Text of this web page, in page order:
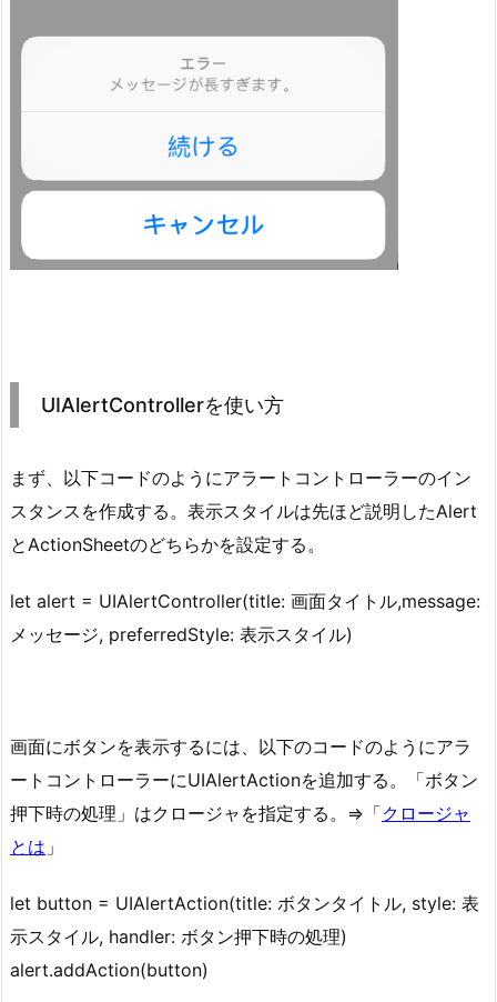
UIAlertControllerを使い方
まず、以下コードのようにアラートコントローラーのイン
スタンスを作成する。表示スタイルは先ほど説明したAlert
とActionSheetのどちらかを設定する。
let alert = UIAlertController(title: 画面タイトル,message:
メッセージ, preferredStyle: 表示スタイル)
画面にボタンを表示するには、以下のコードのようにアラ
ートコントローラーにUIAlertActionを追加する。「ボタン
押下時の処理」はクロージャを指定する。⇒「クロージャ
とは 」
let button = UIAlertAction(title: ボタンタイトル, style: 表
示スタイル, handler: ボタン押下時の処理)
alert.addAction(button)